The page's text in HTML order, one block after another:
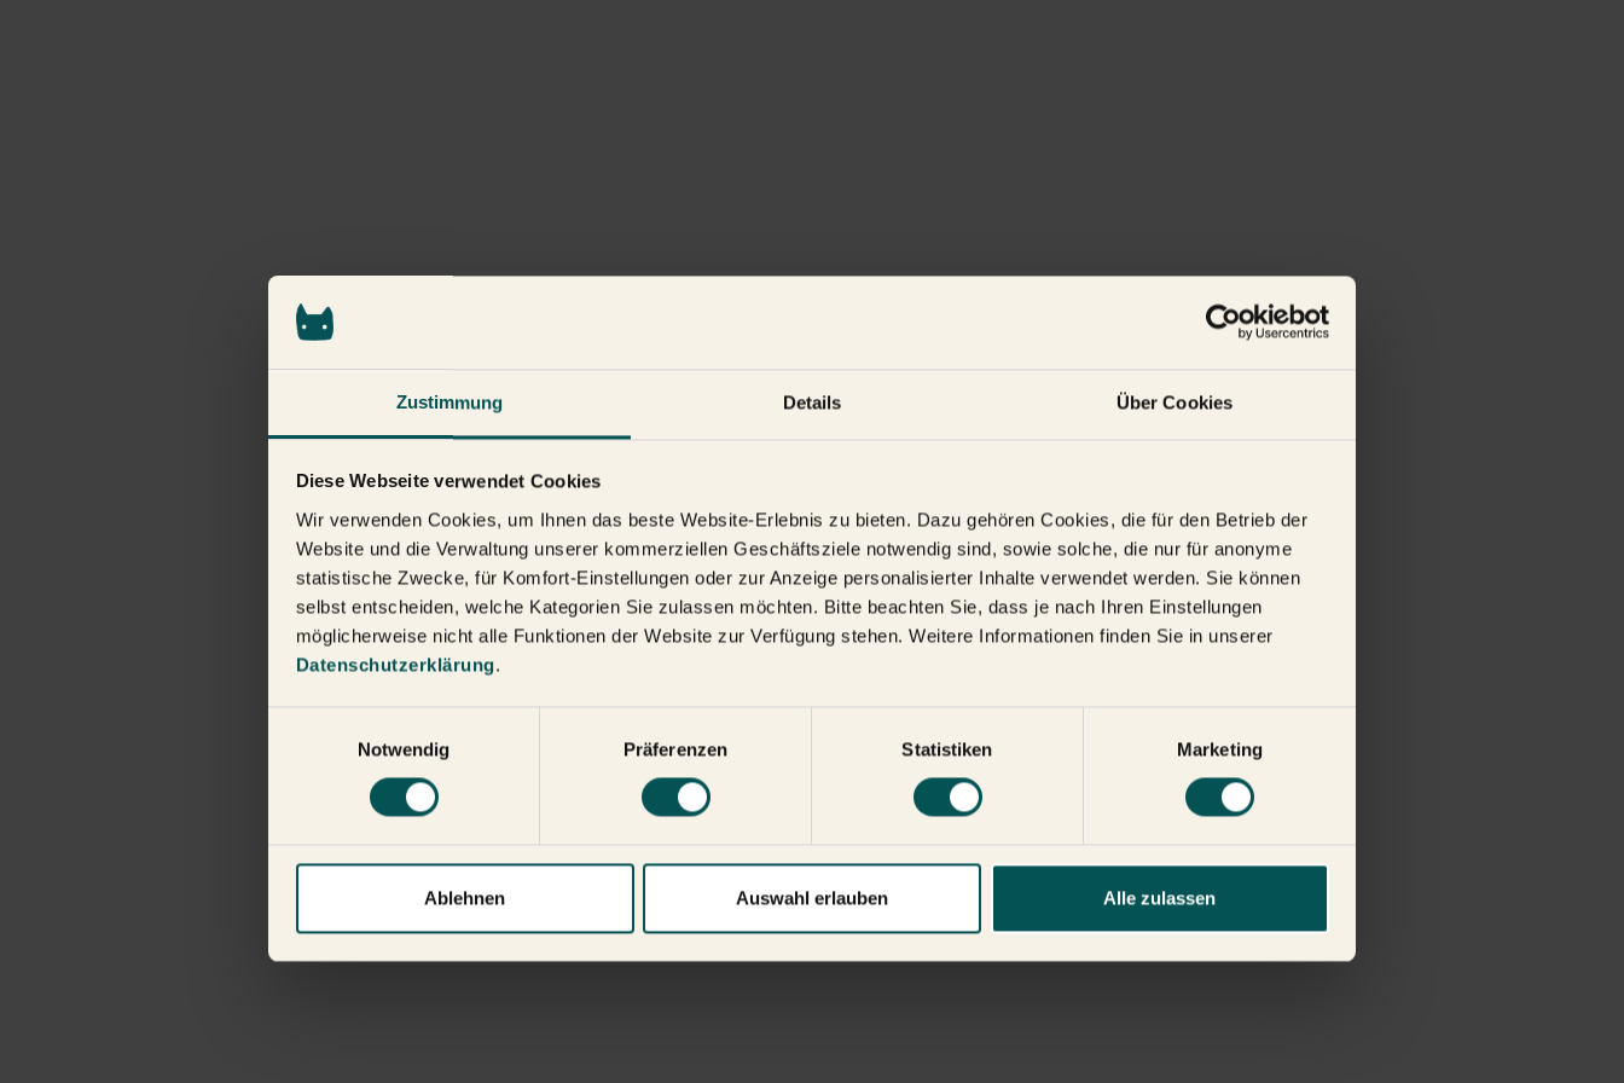
Zustimmung Details Über Cookies
Diese Webseite verwendet Cookies
Wir verwenden Cookies, um Ihnen das beste Website-Erlebnis zu bieten. Dazu gehören Cookies, die für den Betrieb der
Website und die Verwaltung unserer kommerziellen Geschäftsziele notwendig sind, sowie solche, die nur für anonyme
statistische Zwecke, für Komfort-Einstellungen oder zur Anzeige personalisierter Inhalte verwendet werden. Sie können
selbst entscheiden, welche Kategorien Sie zulassen möchten. Bitte beachten Sie, dass je nach Ihren Einstellungen
möglicherweise nicht alle Funktionen der Website zur Verfügung stehen. Weitere Informationen finden Sie in unserer
Datenschutzerklärung.
Notwendig
Präferenzen Statistiken Marketing
Ablehnen Auswahl erlauben Alle zulassen